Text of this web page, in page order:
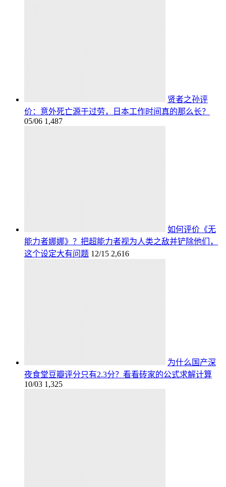
贤者之孙评
价：意外死亡源于过劳，日本工作时间真的那么长？
05/06 1,487
如何评价《无
能力者娜娜》？把超能力者视为人类之敌并铲除他们，
这个设定大有问题 12/15 2,616
为什么国产深
夜食堂豆瓣评分只有2.3分？看看砖家的公式求解计算
10/03 1,325